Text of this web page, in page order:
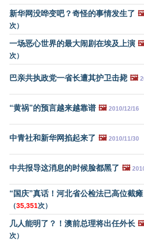
新华网没哗变吧？奇怪的事情发生了
次）
一场恶心世界的最大闹剧在埃及上演
次）
巴亲共执政党一省长遭其护卫击毙 🖼️
“黄祸”的预言越来越靠谱 🖼️ 2010/12/16
中青社和新华网掐起来了 🖼️ 2010/11/30
中共报导这消息的时候脸都黑了 🖼️
“国庆”真话！河北省公检法已高位截瘫
（35,351次）
几人能明了？！澳前总理将出任外长
次）